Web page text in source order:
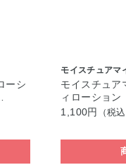
ーシ
モイスチュア
モイスチュア
ィローション
1,100円
（税